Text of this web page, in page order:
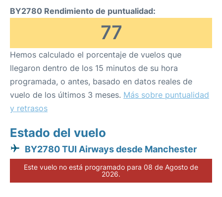
BY2780 Rendimiento de puntualidad:
77
Hemos calculado el porcentaje de vuelos que
llegaron dentro de los 15 minutos de su hora
programada, o antes, basado en datos reales de
vuelo de los últimos 3 meses. Más sobre puntualidad
y retrasos
Estado del vuelo
BY2780 TUI Airways desde Manchester
Este vuelo no está programado para 08 de Agosto de
2026.